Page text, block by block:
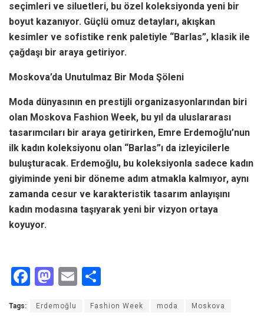
seçimleri ve siluetleri, bu özel koleksiyonda yeni bir
boyut kazanıyor. Güçlü omuz detayları, akışkan
kesimler ve sofistike renk paletiyle “Barlas”, klasik ile
çağdaşı bir araya getiriyor.
Moskova’da Unutulmaz Bir Moda Şöleni
Moda dünyasının en prestijli organizasyonlarından biri
olan Moskova Fashion Week, bu yıl da uluslararası
tasarımcıları bir araya getirirken, Emre Erdemoğlu’nun
ilk kadın koleksiyonu olan “Barlas”ı da izleyicilerle
buluşturacak. Erdemoğlu, bu koleksiyonla sadece kadın
giyiminde yeni bir döneme adım atmakla kalmıyor, aynı
zamanda cesur ve karakteristik tasarım anlayışını
kadın modasına taşıyarak yeni bir vizyon ortaya
koyuyor.
F
ce
M
st
E
ail ar
Tags: Erdemoğlu Fashion Week moda Moskova